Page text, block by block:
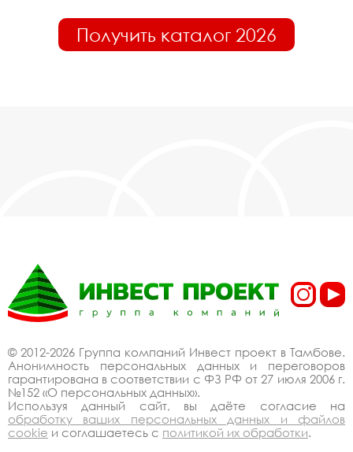
Получить каталог 2026
© 2012-2026 Группа компаний Инвест проект в Тамбове.
Анонимность персональных данных и переговоров
гарантирована в соответствии с ФЗ РФ от 27 июля 2006 г.
№152 «О персональных данных».
Используя данный сайт, вы даёте согласие на
обработку ваших персональных данных и файлов
cookie и соглашаетесь с политикой их обработки.